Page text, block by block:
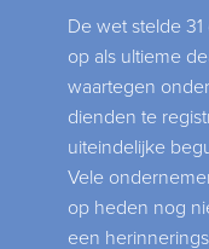
De wet stelde
op als ultieme
waartegen
dienden te
uiteindelijke
Vele
op heden nog
een